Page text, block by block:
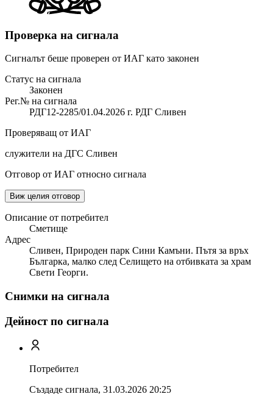
Проверка на сигнала
Сигналът беше проверен от ИАГ като законен
Статус на сигнала
Законен
Рег.№ на сигнала
РДГ12-2285/01.04.2026 г. РДГ Сливен
Проверяващ от ИАГ
служители на ДГС Сливен
Отговор от ИАГ относно сигнала
Виж целия отговор
Описание от потребител
Сметище
Адрес
Сливен, Природен парк Сини Камъни. Пътя за връх
Българка, малко след Селището на отбивката за храм
Свети Георги.
Снимки на сигнала
Дейност по сигнала
Потребител
Създаде сигнала, 31.03.2026 20:25